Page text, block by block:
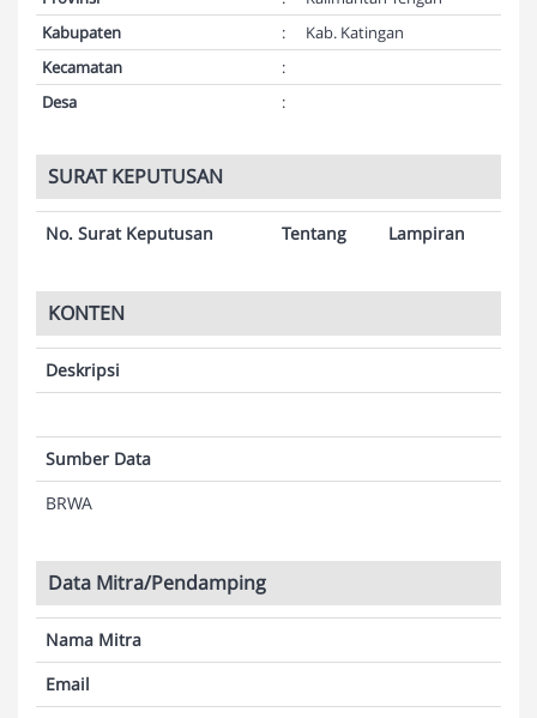
Kabupaten
:
Kab. Katingan
Kecamatan
:
Desa
:
SURAT KEPUTUSAN
No. Surat Keputusan Tentang Lampiran
KONTEN
Deskripsi
Sumber Data
BRWA
Data Mitra/Pendamping
Nama Mitra
Email